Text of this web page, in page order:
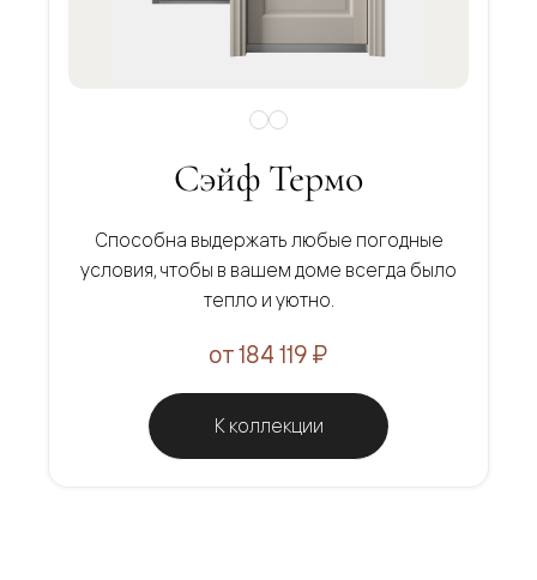
Сэйф Термо
Способна выдержать любые погодные
условия, чтобы в вашем доме всегда было
тепло и уютно.
от 184 119 ₽
К коллекции